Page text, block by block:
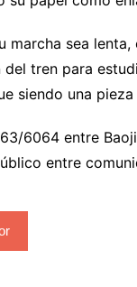
marcha sea
del tren para
siendo una
6064 entre
entre